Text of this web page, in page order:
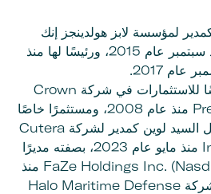
لمؤسسة لابز هولدينجز إنك
(Nasdaq: ESTA) منذ سبتمبر عام 2015، ورئيسًا لها منذ
عام 2017.
كان عضوًا إداريًا ورئيسًا للاستثمارات في شركة Crown
Predator Holdings LLC منذ عام 2008، ومستثمرًا خاصًا
منذ عام 2000. كما عمل السيد لوين كمدير لشركة Cutera
Inc. (Nasdaq: CUTR) منذ مايو عام 2023، بصفته مديرًا
مدير شركة FaZe Holdings Inc. (Nasdaq: FAZE) منذ
يوليو 2022، وكمدير لشركة Halo Maritime Defense